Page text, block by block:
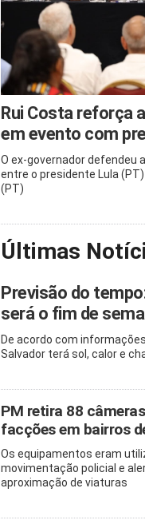
Rui Costa reforça
em evento com
O ex-governador defendeu
entre o presidente Lula
(PT)
Últimas
Previsão do
será o fim de
De acordo com
Salvador terá sol, calor e
PM retira 88
facções em bairros
Os equipamentos eram
movimentação policial e
aproximação de viaturas